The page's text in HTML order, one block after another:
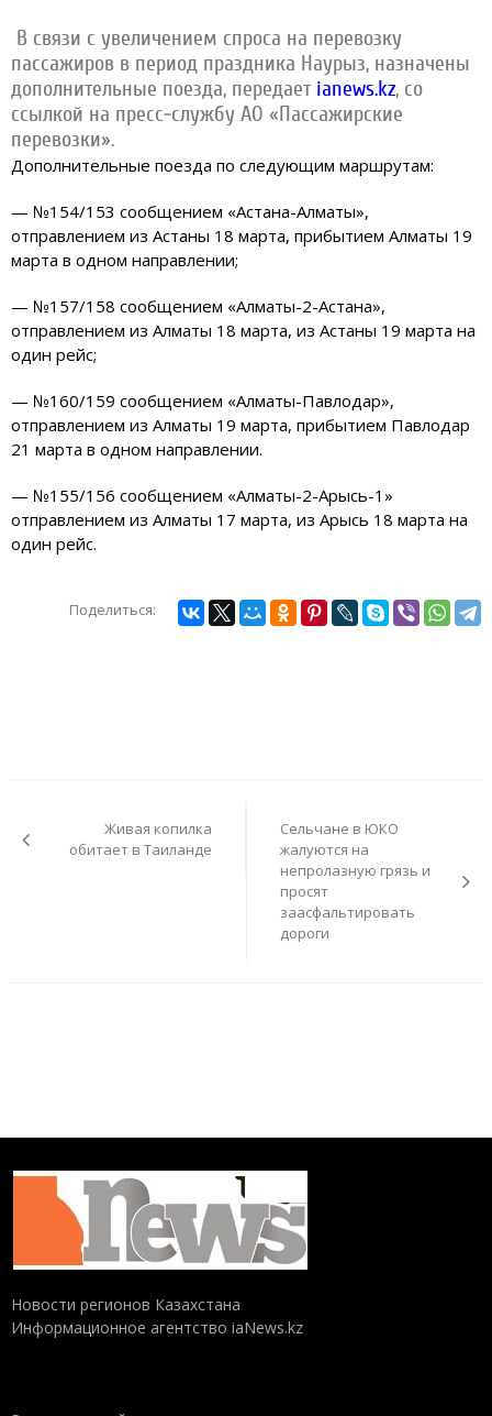
В связи с увеличением спроса на перевозку
пассажиров в период праздника Наурыз, назначены
дополнительные поезда, передает ianews.kz, со
ссылкой на пресс-службу АО «Пассажирские
перевозки».
Дополнительные поезда по следующим маршрутам:
— №154/153 сообщением «Астана-Алматы»,
отправлением из Астаны 18 марта, прибытием Алматы 19
марта в одном направлении;
— №157/158 сообщением «Алматы-2-Астана»,
отправлением из Алматы 18 марта, из Астаны 19 марта на
один рейс;
— №160/159 сообщением «Алматы-Павлодар»,
отправлением из Алматы 19 марта, прибытием Павлодар
21 марта в одном направлении.
— №155/156 сообщением «Алматы-2-Арысь-1»
отправлением из Алматы 17 марта, из Арысь 18 марта на
один рейс.
Поделиться:
записям
Живая копилка
обитает в Таиланде
Сельчане в ЮКО
жалуются на
непролазную грязь и
просят
заасфальтировать
дороги
Новости регионов Казахстана
Информационное агентство iaNews.kz